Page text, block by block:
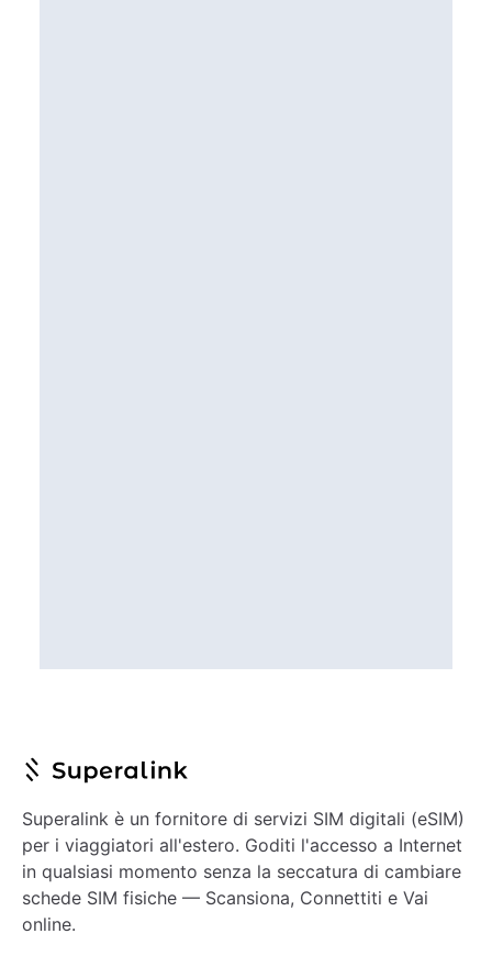
Superalink è un fornitore di servizi SIM digitali (eSIM)
per i viaggiatori all'estero. Goditi l'accesso a Internet
in qualsiasi momento senza la seccatura di cambiare
schede SIM fisiche — Scansiona, Connettiti e Vai
online.